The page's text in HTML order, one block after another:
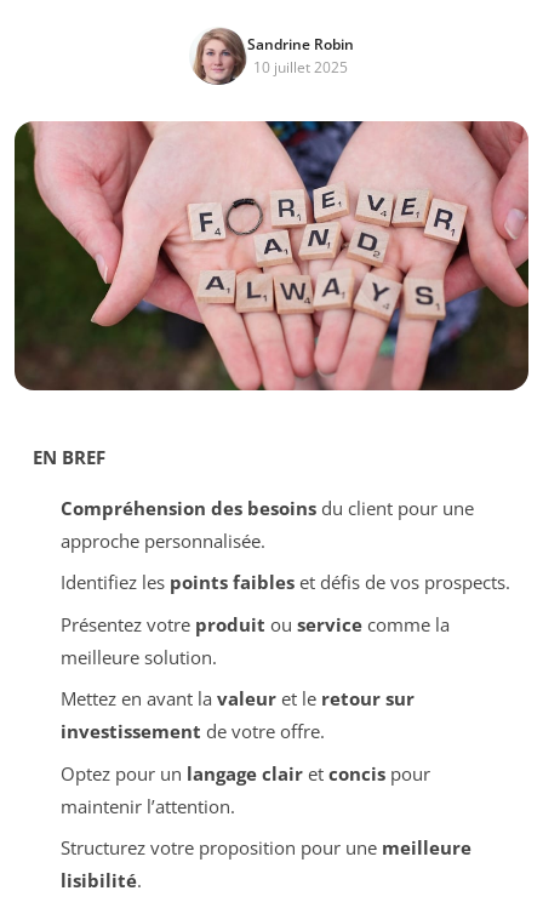
Sandrine Robin
10 juillet 2025
EN BREF
Compréhension des besoinsdu client pour une
approche personnalisée.
Identifiez les points faibleset défis de vos prospects.
Présentez votre produit ou servicecomme la
meilleure solution.
Mettez en avant la valeuret le retour sur
investissement de votre offre.
Optez pour un langage clairet concispour
maintenir l’attention.
Structurez votre proposition pour une meilleure
lisibilité.